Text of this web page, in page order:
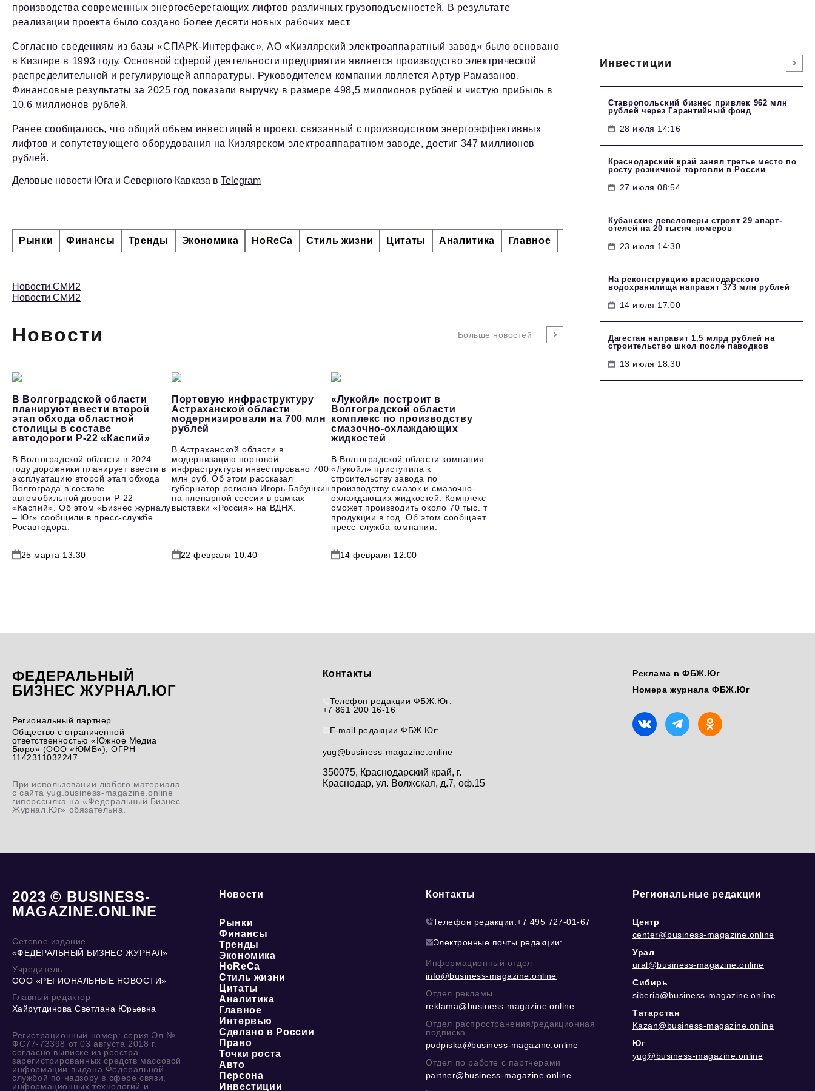
производства современных энергосберегающих лифтов различных грузоподъемностей. В результате
реализации проекта было создано более десяти новых рабочих мест.
Согласно сведениям из базы «СПАРК-Интерфакс», АО «Кизлярский электроаппаратный завод» было основано
в Кизляре в 1993 году. Основной сферой деятельности предприятия является производство электрической
распределительной и регулирующей аппаратуры. Руководителем компании является Артур Рамазанов.
Финансовые результаты за 2025 год показали выручку в размере 498,5 миллионов рублей и чистую прибыль в
10,6 миллионов рублей.
Ранее сообщалось, что общий объем инвестиций в проект, связанный с производством энергоэффективных
лифтов и сопутствующего оборудования на Кизлярском электроаппаратном заводе, достиг 347 миллионов
рублей.
Деловые новости Юга и Северного Кавказа в Telegram
Рынки Финансы Тренды Экономика HoReCa Стиль жизни Цитаты Аналитика Главное Интервью Сделано в России
Новости СМИ2
Новости СМИ2
Новости Больше новостей
В Волгоградской области
планируют ввести второй
этап обхода областной
столицы в составе
автодороги Р-22 «Каспий»
В Волгоградской области в 2024
году дорожники планирует ввести в
эксплуатацию второй этап обхода
Волгограда в составе
автомобильной дороги Р-22
«Каспий». Об этом «Бизнес журналу
– Юг» сообщили в пресс-службе
Росавтодора.
25 марта 13:30
Портовую инфраструктуру
Астраханской области
модернизировали на 700 млн
рублей
В Астраханской области в
модернизацию портовой
инфраструктуры инвестировано 700
млн руб. Об этом рассказал
губернатор региона Игорь Бабушкин
на пленарной сессии в рамках
выставки «Россия» на ВДНХ.
22 февраля 10:40
«Лукойл» построит в
Волгоградской области
комплекс по производству
смазочно-охлаждающих
жидкостей
В Волгоградской области компания
«Лукойл» приступила к
строительству завода по
производству смазок и смазочно-
охлаждающих жидкостей. Комплекс
сможет производить около 70 тыс. т
продукции в год. Об этом сообщает
пресс-служба компании.
14 февраля 12:00
Инвестиции
Ставропольский бизнес привлек 962 млн
рублей через Гарантийный фонд
28 июля 14:16
Краснодарский край занял третье место по
росту розничной торговли в России
27 июля 08:54
Кубанские девелоперы строят 29 апарт-
отелей на 20 тысяч номеров
23 июля 14:30
На реконструкцию краснодарского
водохранилища направят 373 млн рублей
14 июля 17:00
Дагестан направит 1,5 млрд рублей на
строительство школ после паводков
13 июля 18:30
ФЕДЕРАЛЬНЫЙ
БИЗНЕС ЖУРНАЛ.ЮГ
Региональный партнер
Общество с ограниченной
ответственностью «Южное Медиа
Бюро» (ООО «ЮМБ»), ОГРН
1142311032247
При использовании любого материала
с сайта yug.business-magazine.online
гиперссылка на «Федеральный Бизнес
Журнал.Юг» обязательна.
Контакты
Телефон редакции ФБЖ.Юг:
+7 861 200 16-16
E-mail редакции ФБЖ.Юг:
yug@business-magazine.online
350075, Краснодарский край, г.
Краснодар, ул. Волжская, д.7, оф.15
Реклама в ФБЖ.Юг
Номера журнала ФБЖ.Юг
2023 © BUSINESS-
MAGAZINE.ONLINE
Сетевое издание
«ФЕДЕРАЛЬНЫЙ БИЗНЕС ЖУРНАЛ»
Учредитель
ООО «РЕГИОНАЛЬНЫЕ НОВОСТИ»
Главный редактор
Хайрутдинова Светлана Юрьевна
Регистрационный номер: серия Эл №
ФС77-73398 от 03 августа 2018 г.
согласно выписке из реестра
зарегистрированных средств массовой
информации выдана Федеральной
службой по надзору в сфере связи,
информационных технологий и
Новости
Рынки
Финансы
Тренды
Экономика
HoReCa
Стиль жизни
Цитаты
Аналитика
Главное
Интервью
Сделано в России
Право
Точки роста
Авто
Персона
Инвестиции
Контакты
Телефон редакции:+7 495 727-01-67
Электронные почты редакции:
Информационный отдел
info@business-magazine.online
Отдел рекламы
reklama@business-magazine.online
Отдел распространения/редакционная
подписка
podpiska@business-magazine.online
Отдел по работе с партнерами
partner@business-magazine.online
Региональные редакции
Центр
center@business-magazine.online
Урал
ural@business-magazine.online
Сибирь
siberia@business-magazine.online
Татарстан
Kazan@business-magazine.online
Юг
yug@business-magazine.online